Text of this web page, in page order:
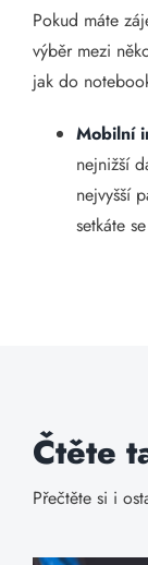
Pokud máte
výběr mezi
jak do
Mobilní
nejnižší
nejvyšší
setkáte
Čtěte
Přečtěte si i